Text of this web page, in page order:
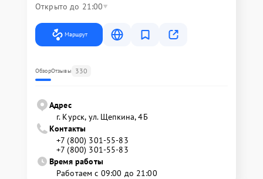
Открыто до 21:00
Маршрут
ОбзорОтзывы 330
Адрес
г. Курск, ул. Щепкина, 4Б
Контакты
+7 (800) 301-55-83
+7 (800) 301-55-83
Время работы
Работаем с 09:00 до 21:00